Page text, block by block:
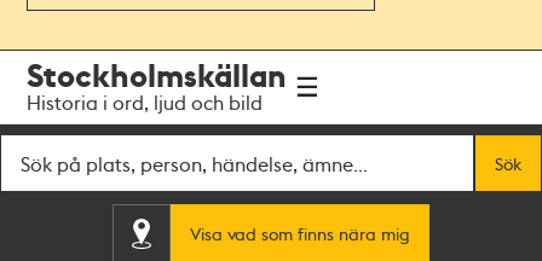
navigationen
huvudinnehållet
Stockholmskällan
Historia i ord, ljud och bild
Sök
Visa vad som finns nära mig